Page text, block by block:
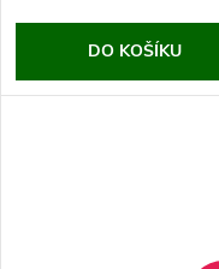
DO KOŠÍKU